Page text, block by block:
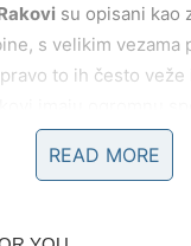
su opisani kao
s velikim vezama
to ih često veže
rijetko pokazuju
tjera da se povuku u
da se suoče s
READ MORE